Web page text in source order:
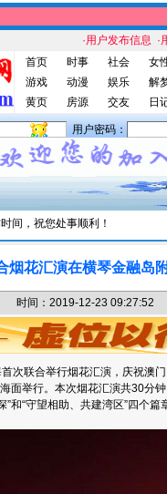
·用户发布信息 ·
首页
时事 社会
女
游戏
动漫 娱乐
解
黄页
房源 交友 日
用户密码：
间，祝您处事顺利！
烟花汇演在横琴金融岛
时间：2019-12-23
次联合举行烟花汇演，庆祝澳
面举行。本次烟花汇演共30分钟
和“守望相助、共建湾区”四个篇